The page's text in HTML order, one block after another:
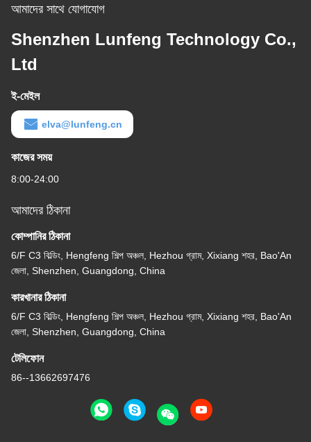
আমাদের সাথে যোগাযোগ
Shenzhen Lunfeng Technology Co.,
Ltd
ই-মেইল
elva@lunfeng.cn
কাজের সময়
8:00-24:00
আমাদের ঠিকানা
কোম্পানির ঠিকানা
6/F C3 বিল্ডিং, Hengfeng শিল্প অঞ্চল, Hezhou গ্রাম, Xixiang শহর, Bao'An
জেলা, Shenzhen, Guangdong, China
কারখানার ঠিকানা
6/F C3 বিল্ডিং, Hengfeng শিল্প অঞ্চল, Hezhou গ্রাম, Xixiang শহর, Bao'An
জেলা, Shenzhen, Guangdong, China
টেলিফোন
86--13662697476